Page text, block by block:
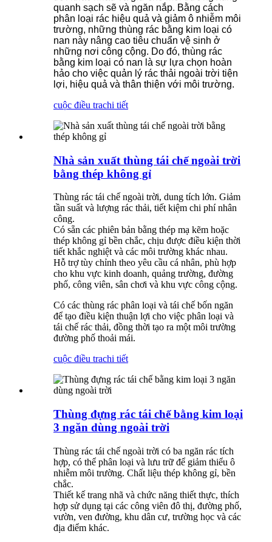
quanh sạch sẽ và ngăn nắp. Bằng cách
phân loại rác hiệu quả và giảm ô nhiễm môi
trường, những thùng rác bằng kim loại có
nan này nâng cao tiêu chuẩn vệ sinh ở
những nơi công cộng. Do đó, thùng rác
bằng kim loại có nan là sự lựa chọn hoàn
hảo cho việc quản lý rác thải ngoài trời tiện
lợi, hiệu quả và thân thiện với môi trường.
cuộc điều trachi tiết
Nhà sản xuất thùng tái chế ngoài trời
bằng thép không gỉ
Thùng rác tái chế ngoài trời, dung tích lớn. Giảm
tần suất và lượng rác thải, tiết kiệm chi phí nhân
công.
Có sẵn các phiên bản bằng thép mạ kẽm hoặc
thép không gỉ bền chắc, chịu được điều kiện thời
tiết khắc nghiệt và các môi trường khác nhau.
Hỗ trợ tùy chỉnh theo yêu cầu cá nhân, phù hợp
cho khu vực kinh doanh, quảng trường, đường
phố, công viên, sân chơi và khu vực công cộng.
Có các thùng rác phân loại và tái chế bốn ngăn
để tạo điều kiện thuận lợi cho việc phân loại và
tái chế rác thải, đồng thời tạo ra một môi trường
đường phố thoải mái.
cuộc điều trachi tiết
Thùng đựng rác tái chế bằng kim loại
3 ngăn dùng ngoài trời
Thùng rác tái chế ngoài trời có ba ngăn rác tích
hợp, có thể phân loại và lưu trữ để giảm thiểu ô
nhiễm môi trường. Chất liệu thép không gỉ, bền
chắc.
Thiết kế trang nhã và chức năng thiết thực, thích
hợp sử dụng tại các công viên đô thị, đường phố,
vườn, ven đường, khu dân cư, trường học và các
địa điểm khác.